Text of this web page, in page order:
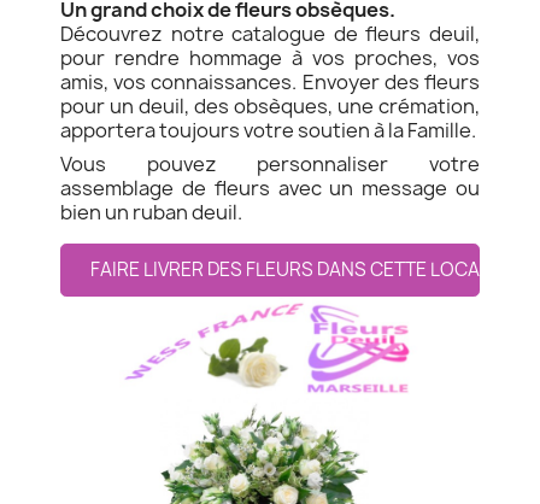
Un grand choix de fleurs obsèques.
Découvrez notre catalogue de fleurs deuil,
pour rendre hommage à vos proches, vos
amis, vos connaissances. Envoyer des fleurs
pour un deuil, des obsèques, une crémation,
apportera toujours votre soutien à la Famille.
Vous pouvez personnaliser votre
assemblage de fleurs avec un message ou
bien un ruban deuil.
FAIRE LIVRER DES FLEURS DANS CETTE LOCALITE